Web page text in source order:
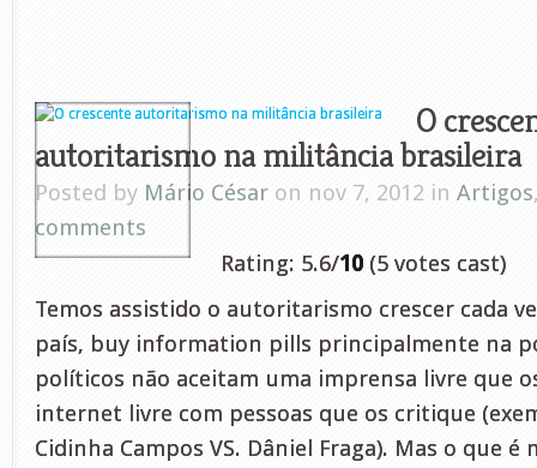
O
autoritarismo na militância brasileira
Posted by Mário César on nov 7, 2012 in Artigos
comments
Rating: 5.6/10 (5 votes cast)
Temos assistido o autoritarismo crescer cada
país, buy information pills principalmente na
políticos não aceitam uma imprensa livre que
internet livre com pessoas que os critique
Cidinha Campos VS. Dâniel Fraga). Mas o que